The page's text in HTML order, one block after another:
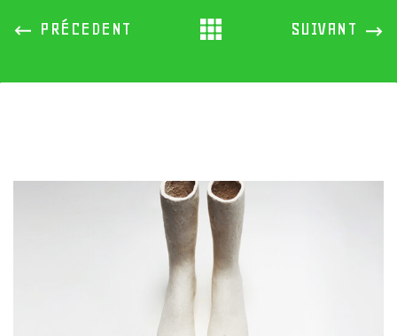
PREVIOUS
PRÉCEDENT
All
Portfolio
NEXT
SUIVANT